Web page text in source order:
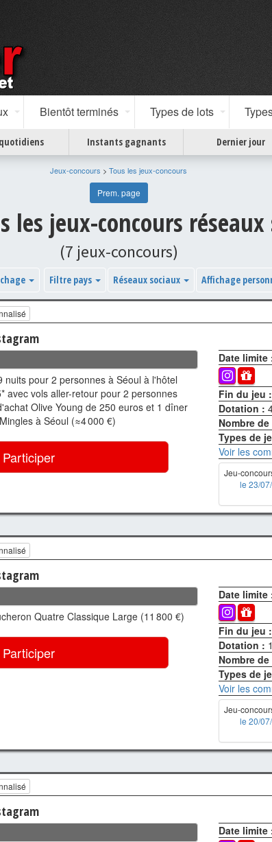
Bientôt terminés Types de lots
Instants gagnants Dernier jour
Jeux-concours > Tous les jeux-concours
Prem. page
les jeux-concours
(7 jeux-concours)
Filtre pays Réseaux sociaux Affichage
nuits pour 2 personnes à Séoul à l'hôtel
avec vols aller-retour pour 2 personnes
Olive Young de 250 euros et 1 dîner
à Séoul (≈4 000 €)
Participer
Date
Fin du jeu
Dotation :
Nombre
Types de
Voir les
Jeu-
le 23/
Quatre Classique Large (11 800 €)
Participer
Date
Fin du jeu
Dotation :
Nombre
Types de
Voir les
Jeu-
le 20/
Date